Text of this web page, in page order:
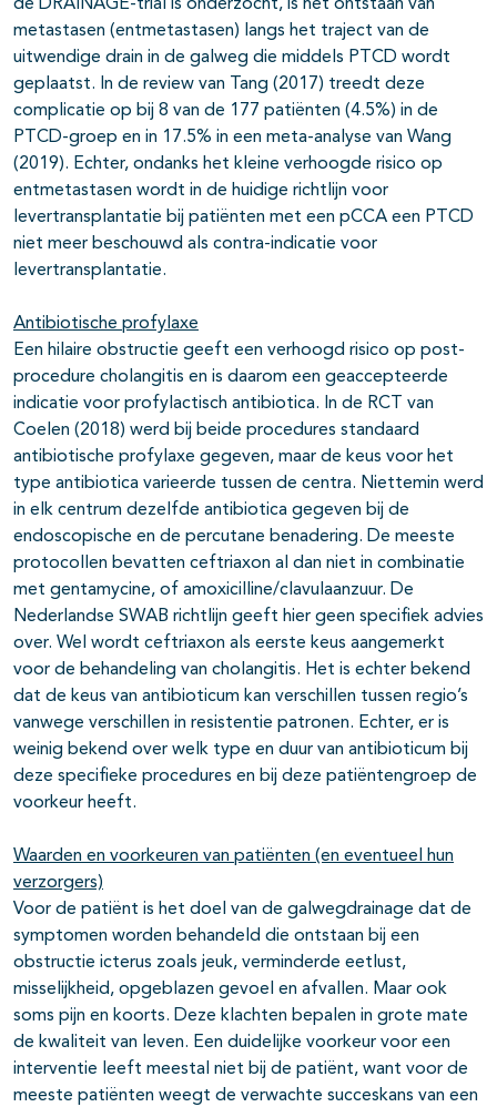
de DRAINAGE-trial is onderzocht, is het ontstaan van
metastasen (entmetastasen) langs het traject van de
uitwendige drain in de galweg die middels PTCD wordt
geplaatst. In de review van Tang (2017) treedt deze
complicatie op bij 8 van de 177 patiënten (4.5%) in de
PTCD-groep en in 17.5% in een meta-analyse van Wang
(2019). Echter, ondanks het kleine verhoogde risico op
entmetastasen wordt in de huidige richtlijn voor
levertransplantatie bij patiënten met een pCCA een PTCD
niet meer beschouwd als contra-indicatie voor
levertransplantatie.
Antibiotische profylaxe
Een hilaire obstructie geeft een verhoogd risico op post-
procedure cholangitis en is daarom een geaccepteerde
indicatie voor profylactisch antibiotica. In de RCT van
Coelen (2018) werd bij beide procedures standaard
antibiotische profylaxe gegeven, maar de keus voor het
type antibiotica varieerde tussen de centra. Niettemin werd
in elk centrum dezelfde antibiotica gegeven bij de
endoscopische en de percutane benadering. De meeste
protocollen bevatten ceftriaxon al dan niet in combinatie
met gentamycine, of amoxicilline/clavulaanzuur. De
Nederlandse SWAB richtlijn geeft hier geen specifiek advies
over. Wel wordt ceftriaxon als eerste keus aangemerkt
voor de behandeling van cholangitis. Het is echter bekend
dat de keus van antibioticum kan verschillen tussen regio’s
vanwege verschillen in resistentie patronen. Echter, er is
weinig bekend over welk type en duur van antibioticum bij
deze specifieke procedures en bij deze patiëntengroep de
voorkeur heeft.
Waarden en voorkeuren van patiënten (en eventueel hun
verzorgers)
Voor de patiënt is het doel van de galwegdrainage dat de
symptomen worden behandeld die ontstaan bij een
obstructie icterus zoals jeuk, verminderde eetlust,
misselijkheid, opgeblazen gevoel en afvallen. Maar ook
soms pijn en koorts. Deze klachten bepalen in grote mate
de kwaliteit van leven. Een duidelijke voorkeur voor een
interventie leeft meestal niet bij de patiënt, want voor de
meeste patiënten weegt de verwachte succeskans van een